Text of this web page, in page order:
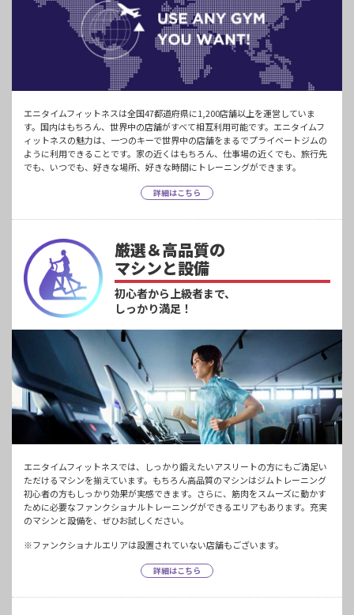
エニタイムフィットネスは全国47都道府県に1,200店舗以上を運営していま
す。国内はもちろん、世界中の店舗がすべて相互利用可能です。エニタイムフ
ィットネスの魅力は、一つのキーで世界中の店舗をまるでプライベートジムの
ように利用できることです。家の近くはもちろん、仕事場の近くでも、旅行先
でも、いつでも、好きな場所、好きな時間にトレーニングができます。
詳細はこちら
厳選＆高品質の
マシンと設備
初心者から上級者まで、
しっかり満足！
エニタイムフィットネスでは、しっかり鍛えたいアスリートの方にもご満足い
ただけるマシンを揃えています。もちろん高品質のマシンはジムトレーニング
初心者の方もしっかり効果が実感できます。さらに、筋肉をスムーズに動かす
ために必要なファンクショナルトレーニングができるエリアもあります。充実
のマシンと設備を、ぜひお試しください。
※ファンクショナルエリアは設置されていない店舗もございます。
詳細はこちら